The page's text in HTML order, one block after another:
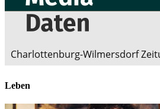
Leben